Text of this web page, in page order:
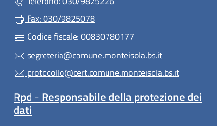
Fax: 030/9825078
Codice fiscale: 00830780177
segreteria@comune.monteisola.bs.it
protocollo@cert.comune.monteisola.bs.it
Rpd - Responsabile della protezione dei
dati